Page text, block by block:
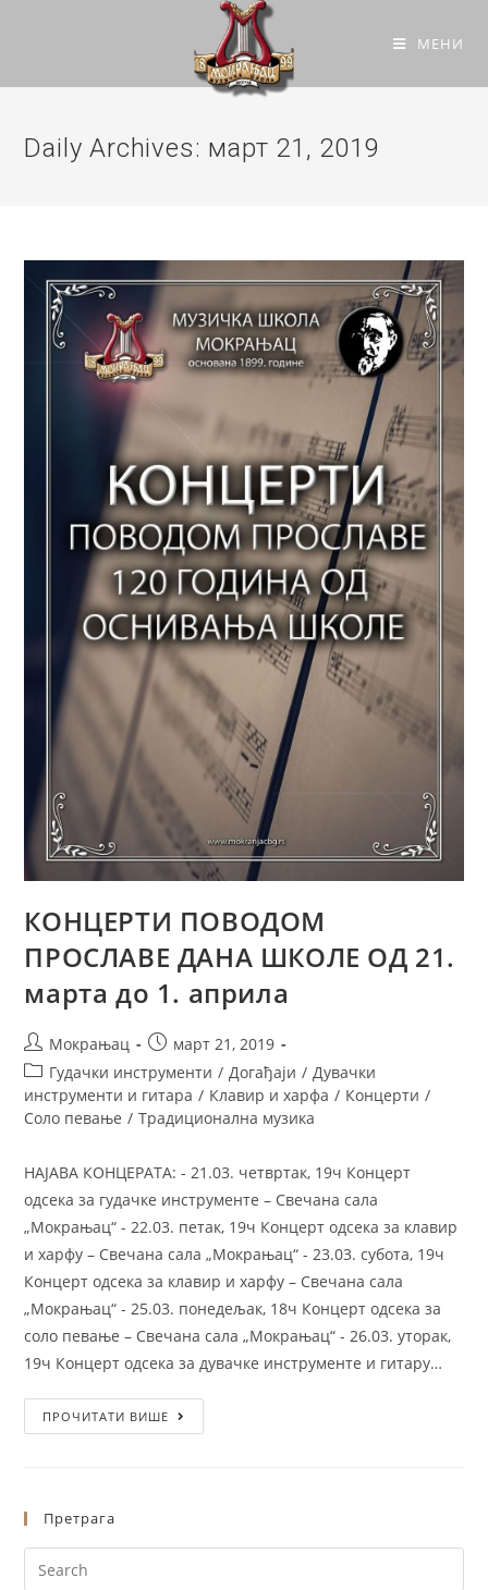
МЕНИ
Daily Archives: март 21, 2019
КОНЦЕРТИ ПОВОДОМ
ПРОСЛАВЕ ДАНА ШКОЛЕ ОД 21.
марта до 1. априла
Мокрањац
март 21, 2019
Гудачки инструменти / Догађаји / Дувачки
инструменти и гитара / Клавир и харфа / Концерти /
Соло певање / Традиционална музика
НАЈАВА КОНЦЕРАТА: - 21.03. четвртак, 19ч Концерт
одсека за гудачке инструменте – Свечана сала
„Мокрањац“ - 22.03. петак, 19ч Концерт одсека за клавир
и харфу – Свечана сала „Мокрањац“ - 23.03. субота, 19ч
Концерт одсека за клавир и харфу – Свечана сала
„Мокрањац“ - 25.03. понедељак, 18ч Концерт одсека за
соло певање – Свечана сала „Мокрањац“ - 26.03. уторак,
19ч Концерт одсека за дувачке инструменте и гитару…
ПРОЧИТАТИ ВИШЕ
Претрага